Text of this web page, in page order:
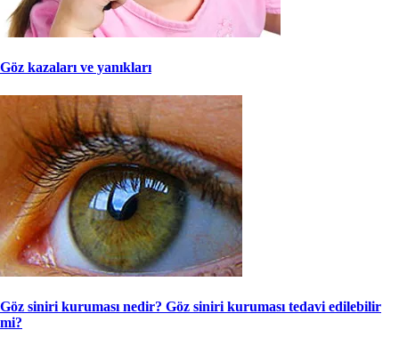
Göz kazaları ve yanıkları
Göz siniri kuruması nedir? Göz siniri kuruması tedavi edilebilir
mi?